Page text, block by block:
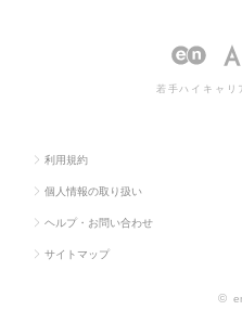
若手ハイキャリ
利用規約
個人情報の取り扱い
ヘルプ・お問い合わせ
サイトマップ
©